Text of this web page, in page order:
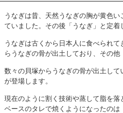
うなぎは昔、天然うなぎの胸が黄色
ていました。その後「うなぎ」と定着
うなぎは古くから日本人に食べられ
らうなぎの骨が出土しており、その他
数々の貝塚からうなぎの骨が出土し
が登場します。
現在のように割く技術や蒸して脂を
ベースのタレで焼くようになったのは